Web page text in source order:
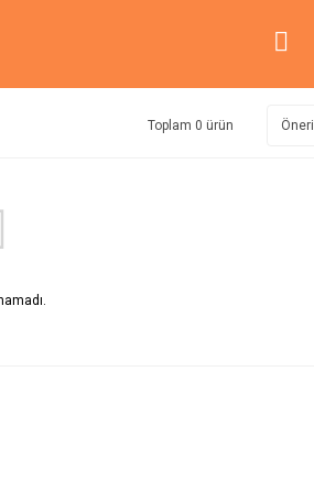
Toplam 0 ürün